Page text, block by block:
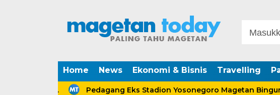
Home News Ekonomi & Bisnis Travelling
Pedagang Eks Stadion Yosonegoro Magetan Bingung